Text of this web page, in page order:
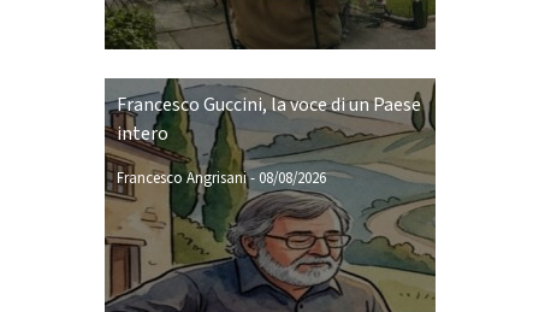
Francesco Guccini, la voce di un Paese
intero
Francesco Angrisani-08/08/2026